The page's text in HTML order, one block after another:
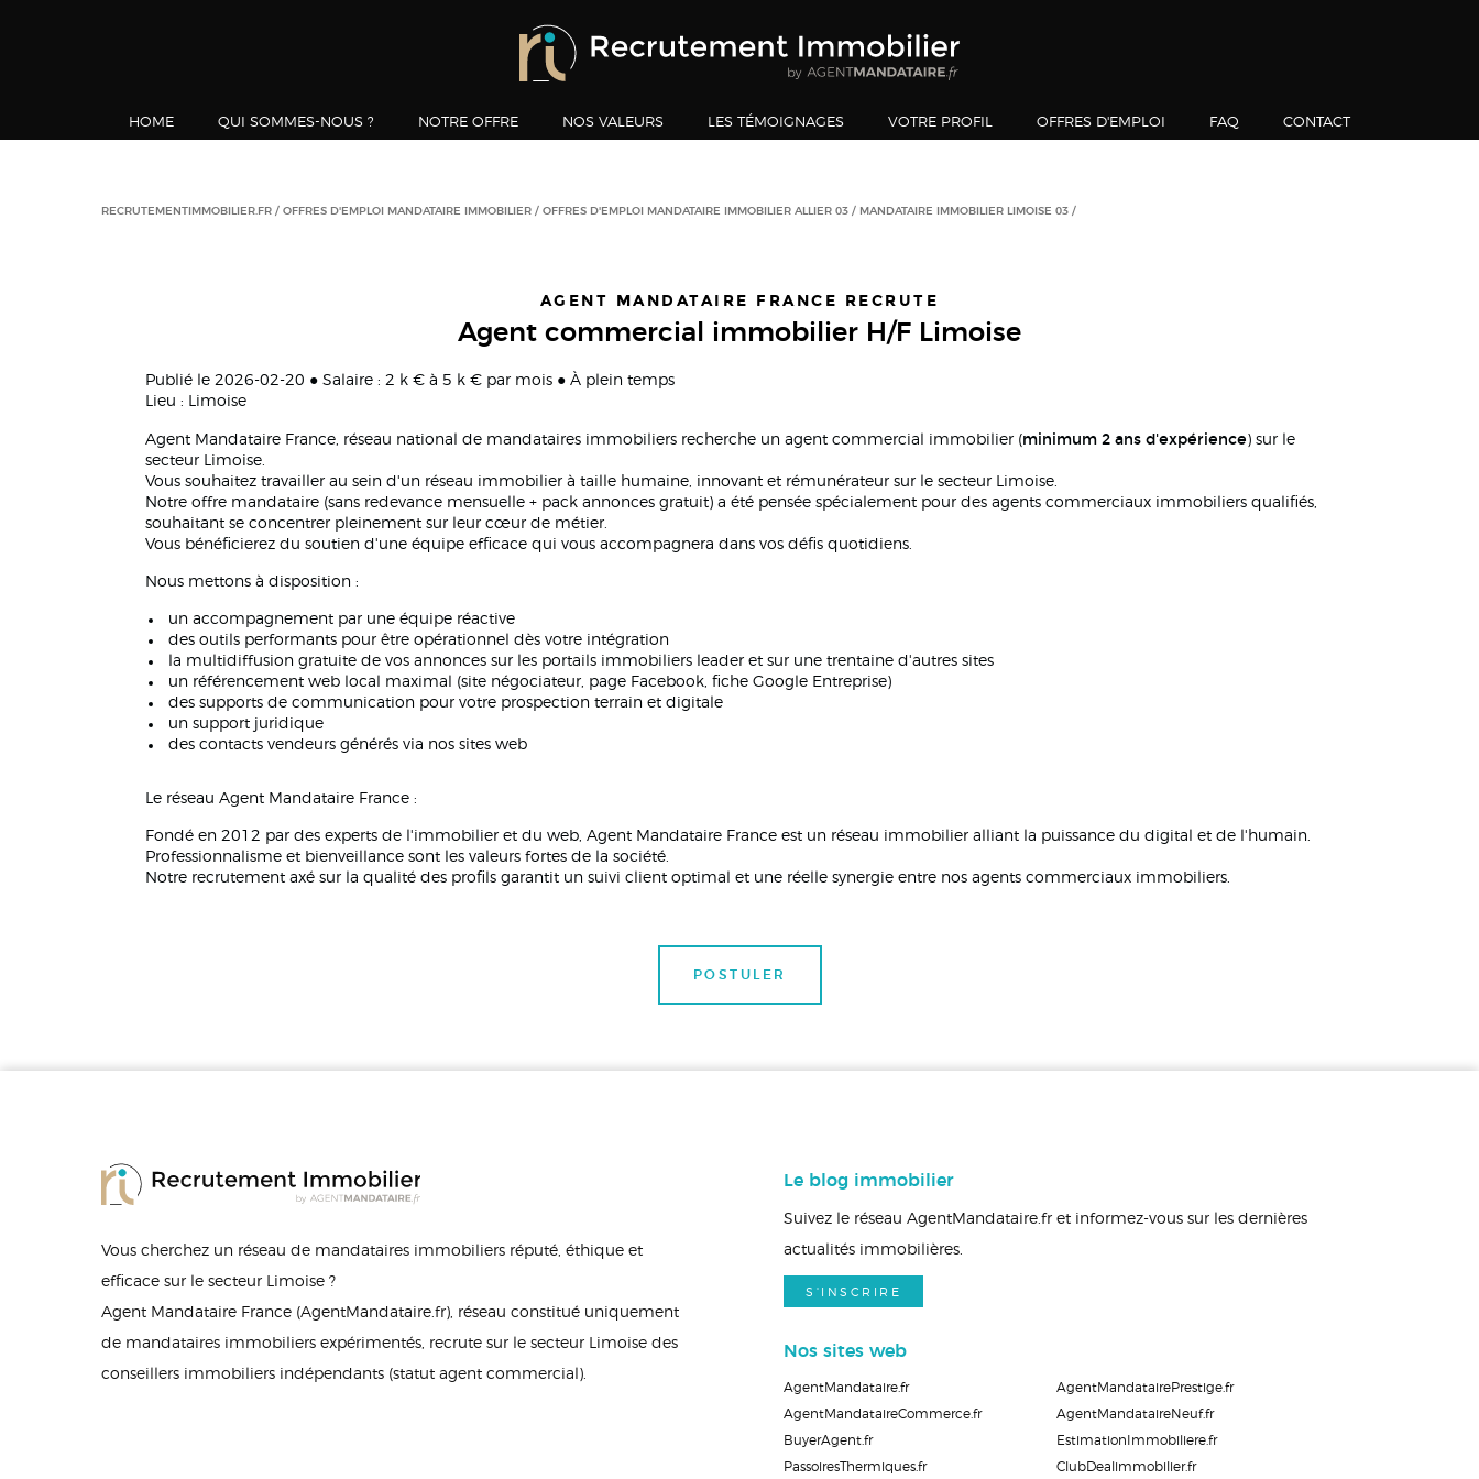
HOME QUI SOMMES-NOUS ? NOTRE OFFRE NOS VALEURS LES TÉMOIGNAGES VOTRE PROFIL OFFRES D'EMPLOI FAQ CONTACT
RECRUTEMENTIMMOBILIER.FR OFFRES D'EMPLOI MANDATAIRE IMMOBILIER OFFRES D'EMPLOI MANDATAIRE IMMOBILIER ALLIER 03 MANDATAIRE IMMOBILIER LIMOISE 03
AGENT MANDATAIRE FRANCE RECRUTE
Agent commercial immobilier H/F Limoise
Publié le 2026-02-20 ● Salaire : 2 k € à 5 k € par mois ● À plein temps
Lieu : Limoise
Agent Mandataire France, réseau national de mandataires immobiliers recherche un agent commercial immobilier (minimum 2 ans d'expérience ) sur le
secteur Limoise.
Vous souhaitez travailler au sein d'un réseau immobilier à taille humaine, innovant et rémunérateur sur le secteur Limoise.
Notre offre mandataire (sans redevance mensuelle + pack annonces gratuit) a été pensée spécialement pour des agents commerciaux immobiliers qualifiés,
souhaitant se concentrer pleinement sur leur cœur de métier.
Vous bénéficierez du soutien d'une équipe efficace qui vous accompagnera dans vos défis quotidiens.
Nous mettons à disposition :
un accompagnement par une équipe réactive
des outils performants pour être opérationnel dès votre intégration
la multidiffusion gratuite de vos annonces sur les portails immobiliers leader et sur une trentaine d'autres sites
un référencement web local maximal (site négociateur, page Facebook, fiche Google Entreprise)
des supports de communication pour votre prospection terrain et digitale
un support juridique
des contacts vendeurs générés via nos sites web
Le réseau Agent Mandataire France :
Fondé en 2012 par des experts de l'immobilier et du web, Agent Mandataire France est un réseau immobilier alliant la puissance du digital et de l'humain.
Professionnalisme et bienveillance sont les valeurs fortes de la société.
Notre recrutement axé sur la qualité des profils garantit un suivi client optimal et une réelle synergie entre nos agents commerciaux immobiliers.
POSTULER
Vous cherchez un réseau de mandataires immobiliers réputé, éthique et
efficace sur le secteur Limoise ?
Agent Mandataire France (AgentMandataire.fr), réseau constitué uniquement
de mandataires immobiliers expérimentés, recrute sur le secteur Limoise des
conseillers immobiliers indépendants (statut agent commercial).
Le blog immobilier
Suivez le réseau AgentMandataire.fr et informez-vous sur les dernières
actualités immobilières.
S'INSCRIRE
Nos sites web
AgentMandataire.fr
AgentMandatairePrestige.fr
AgentMandataireCommerce.fr
AgentMandataireNeuf.fr
BuyerAgent.fr
EstimationImmobiliere.fr
PassoiresThermiques.fr
ClubDealimmobilier.fr